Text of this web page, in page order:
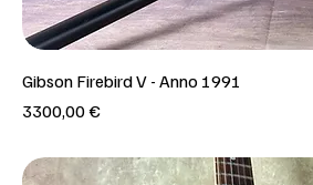
Gibson Firebird V - Anno 1991
Prezzo
3300,00 €